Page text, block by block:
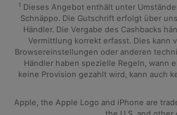
1 Dieses Angebot enthält unter
Schnäppo. Die Gutschrift erfolgt über
Händler. Die Vergabe des Cashbacks
Vermittlung korrekt erfasst. Dies kann
Browsereinstellungen oder anderen
Händler haben spezielle Regeln, wann
keine Provision gezahlt wird, kann auch
Apple, the Apple Logo and iPhone are